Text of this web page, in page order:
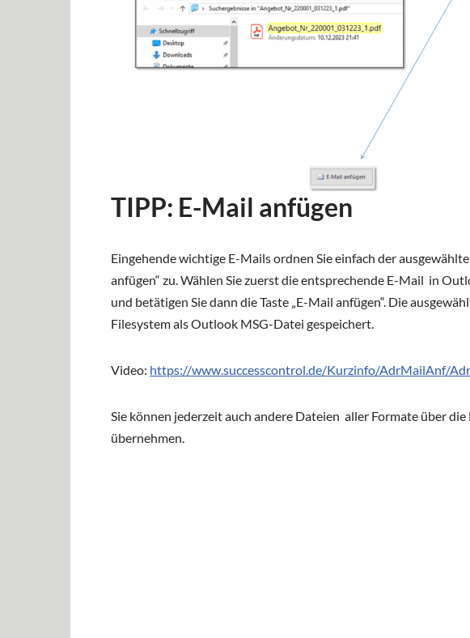
TIPP: E-Mail anfügen
Eingehende wichtige E-Mails ordnen Sie einfach der
anfügen“ zu. Wählen Sie zuerst die entsprechende E-Mail in
und betätigen Sie dann die Taste „E-Mail anfügen“. Die
Filesystem als Outlook MSG-Datei gespeichert.
Video: https://www.successcontrol.de/Kurzinfo/AdrMailAnf/
Sie können jederzeit auch andere Dateien aller Formate über
übernehmen.